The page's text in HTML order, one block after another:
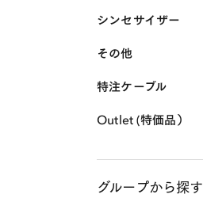
シンセサイザー
その他
特注ケーブル
Outlet (特価品）
グループから探す